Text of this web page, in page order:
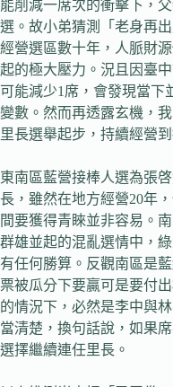
能削減一席次的衝擊下，
選。故小弟猜測「老身再
經營選區數十年，人脈財
起的極大壓力。況且因臺
可能減少1席，會發現當下
變數。然而再透露玄機，
里長選舉起步，持續經營
東南區藍營接棒人選為張
長，雖然在地方經營20年
間要獲得青睞並非容易。
群雄並起的混亂選情中，
有任何勝算。反觀南區是
票被瓜分下要贏可是要付
的情況下，必然是李中與
當清楚，換句話說，如果
選擇繼續連任里長。